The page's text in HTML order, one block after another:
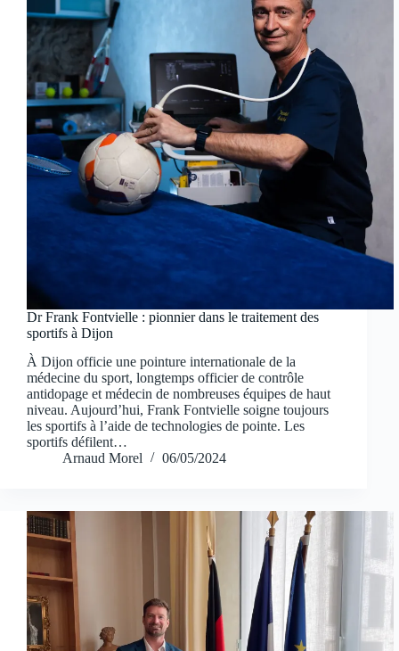
Dr Frank Fontvielle : pionnier dans le traitement des
sportifs à Dijon
À Dijon officie une pointure internationale de la
médecine du sport, longtemps officier de contrôle
antidopage et médecin de nombreuses équipes de haut
niveau. Aujourd’hui, Frank Fontvielle soigne toujours
les sportifs à l’aide de technologies de pointe. Les
sportifs défilent…
Arnaud Morel
06/05/2024